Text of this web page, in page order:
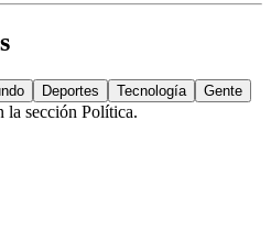
Deportes Tecnología Gente
la sección Política.